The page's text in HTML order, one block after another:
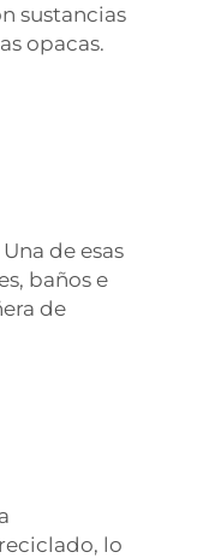
sustancias
opacas.
de esas
baños e
de
lo